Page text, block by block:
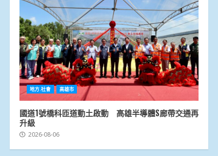
地方.社會 高雄市
國道1號橋科匝道動土啟動 高雄半導體S廊帶交通再
升級
2026-08-06